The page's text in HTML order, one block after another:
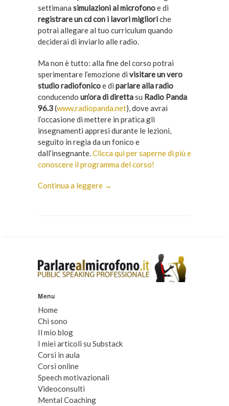
settimana simulazioni al microfonoe di
registrare un cd con i lavori miglioriche
potrai allegare al tuo curriculum quando
deciderai di inviarlo alle radio.
Ma non è tutto: alla fine del corso potrai
sperimentare l’emozione di visitare un vero
studio radiofonicoe di parlare alla radio
conducendo un’ora di direttasu Radio Panda
96.3(www.radiopanda.net), dove avrai
l’occasione di mettere in pratica gli
insegnamenti appresi durante le lezioni,
seguito in regia da un fonico e
dall’insegnante.Clicca qui per saperne di più e
conoscere il programma del corso!
Continua a leggere →
Menu
Home
Chi sono
Il mio blog
I miei articoli su Substack
Corsi in aula
Corsi online
Speech motivazionali
Videoconsulti
Mental Coaching